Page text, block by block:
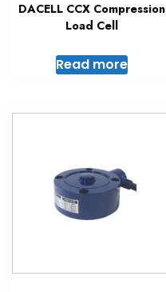
DACELL CCX Compression
Load Cell
Read more